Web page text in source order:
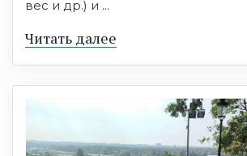
вес и др.) и ...
Читать далее